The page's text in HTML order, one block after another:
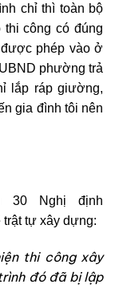
chỉ thì toàn bộ
thi công có đúng
phép vào ở
phường trả
lắp ráp giường,
gia đình tôi nên
30 Nghị định
tự xây dựng:
thi công xây
đó đã bị lập